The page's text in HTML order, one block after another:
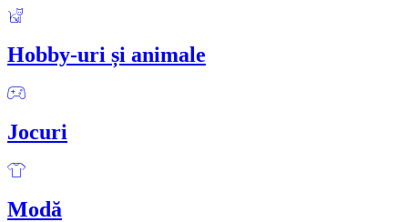
Hobby-uri și animale
Jocuri
Modă